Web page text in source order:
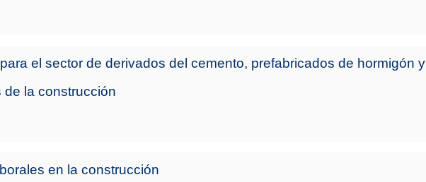
el sector de derivados del cemento, prefabricados de hormigón y
la construcción
en la construcción